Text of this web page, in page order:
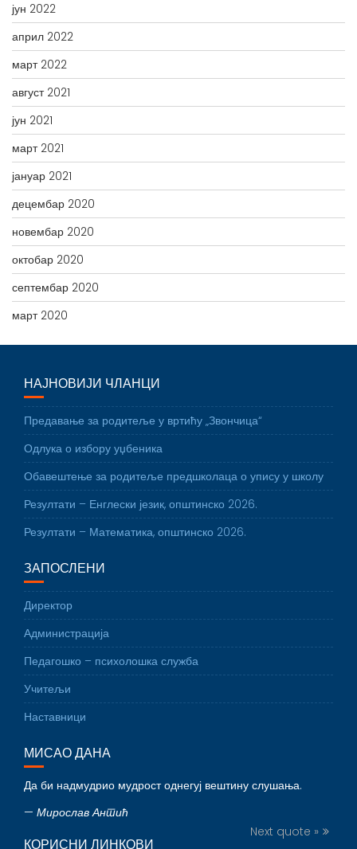
јун 2022
април 2022
март 2022
август 2021
јун 2021
март 2021
јануар 2021
децембар 2020
новембар 2020
октобар 2020
септембар 2020
март 2020
НАЈНОВИЈИ ЧЛАНЦИ
Предавање за родитеље у вртићу „Звончица“
Одлука о избору уџбеника
Обавештење за родитеље предшколаца о упису у школу
Резултати – Енглески језик, општинско 2026.
Резултати – Математика, општинско 2026.
ЗАПОСЛЕНИ
Директор
Администрација
Педагошко – психолошка служба
Учитељи
Наставници
МИСАО ДАНА
Да би надмудрио мудрост однегуј вештину слушања.
— Мирослав Антић
Next quote »
КОРИСНИ ЛИНКОВИ